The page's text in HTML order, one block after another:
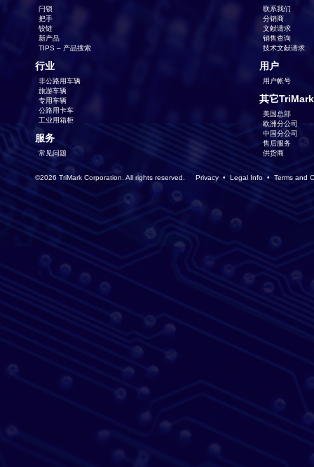
闩锁
把手
铰链
新产品
TIPS – 产品搜索
行业
非公路用车辆
旅游车辆
专用车辆
公路用卡车
工业用箱柜
服务
常见问题
联系我们
分销商
文献请求
销售查询
技术文献请求
用户
用户帐号
其它
美国总部
欧洲分公司
中国分公司
售后服务
供货商
©2026 TriMark Corporation. All rights reserved. Privacy• Legal Info •Terms and